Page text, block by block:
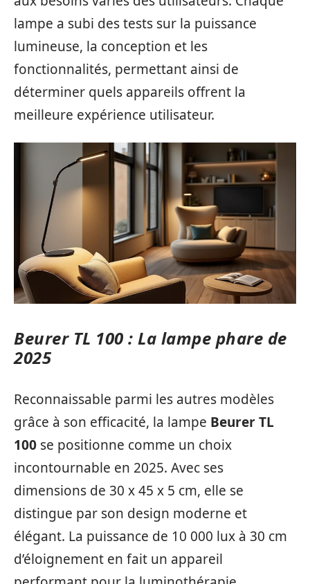
lampe a subi des tests sur la puissance
lumineuse, la conception et les
fonctionnalités, permettant ainsi de
déterminer quels appareils offrent la
meilleure expérience utilisateur.
Beurer TL 100 : La lampe phare de
2025
Reconnaissable parmi les autres modèles
grâce à son efficacité, la lampe Beurer TL
100 se positionne comme un choix
incontournable en 2025. Avec ses
dimensions de 30 x 45 x 5 cm, elle se
distingue par son design moderne et
élégant. La puissance de 10 000 lux à 30 cm
d’éloignement en fait un appareil